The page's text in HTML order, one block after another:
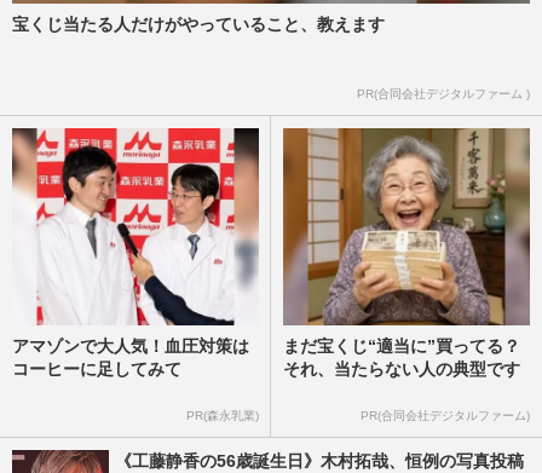
週刊女性2026年6月30日号
映画『マイケル』ロケットスタートで
一転した映画界に起きている“…
週刊女性PRIME 2026/6/23
宝くじ当たる人だけがやっていること、教えます
PR(合同会社デジタルファーム )
アマゾンで大人気！血圧対策は
コーヒーに足してみて
PR(森永乳業)
まだ宝くじ“適当に”買ってる？
それ、当たらない人の典型です
PR(合同会社デジタルファーム)
《工藤静香の56歳誕生日》木村拓哉、恒例の写真投稿